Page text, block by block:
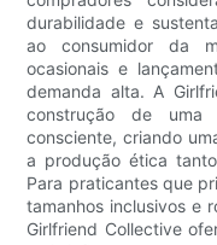
durabilidade e
ao consumidor da
ocasionais e
demanda alta. A
construção de uma
consciente, criando
a produção ética
Para praticantes que
tamanhos inclusivos e
Girlfriend Collective